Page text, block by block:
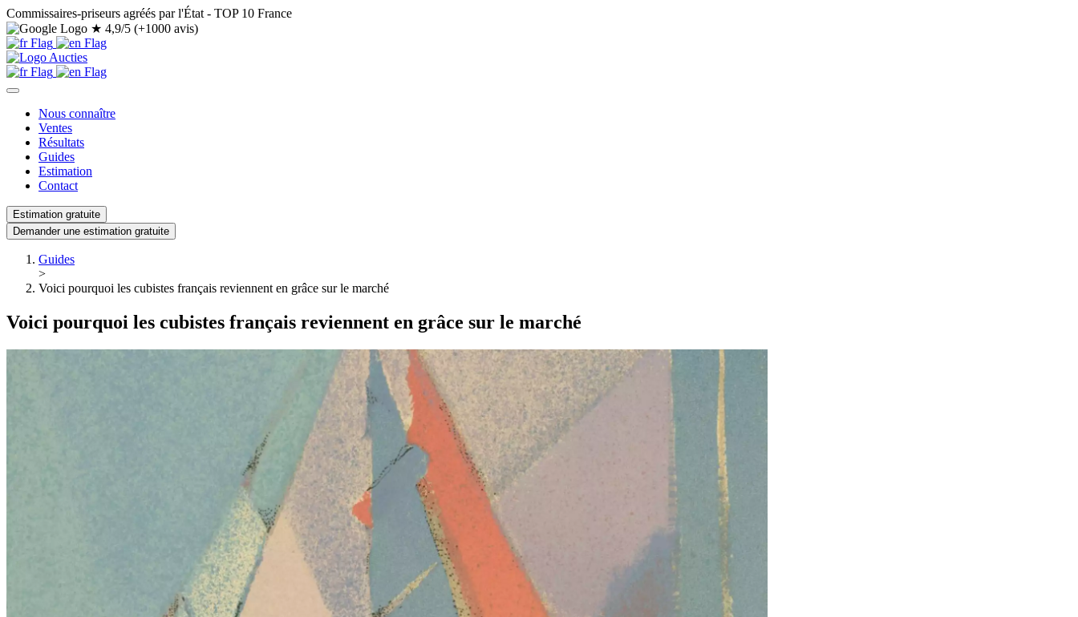
Commissaires-priseurs agréés par l'État - TOP 10 France
★ 4,9/5 (+1000 avis)
Nous connaître
Ventes
Résultats
Guides
Estimation
Contact
Estimation gratuite
Demander une estimation gratuite
Guides
>
Voici pourquoi les cubistes français reviennent en grâce sur le marché
Voici pourquoi les cubistes français reviennent en grâce sur le marché